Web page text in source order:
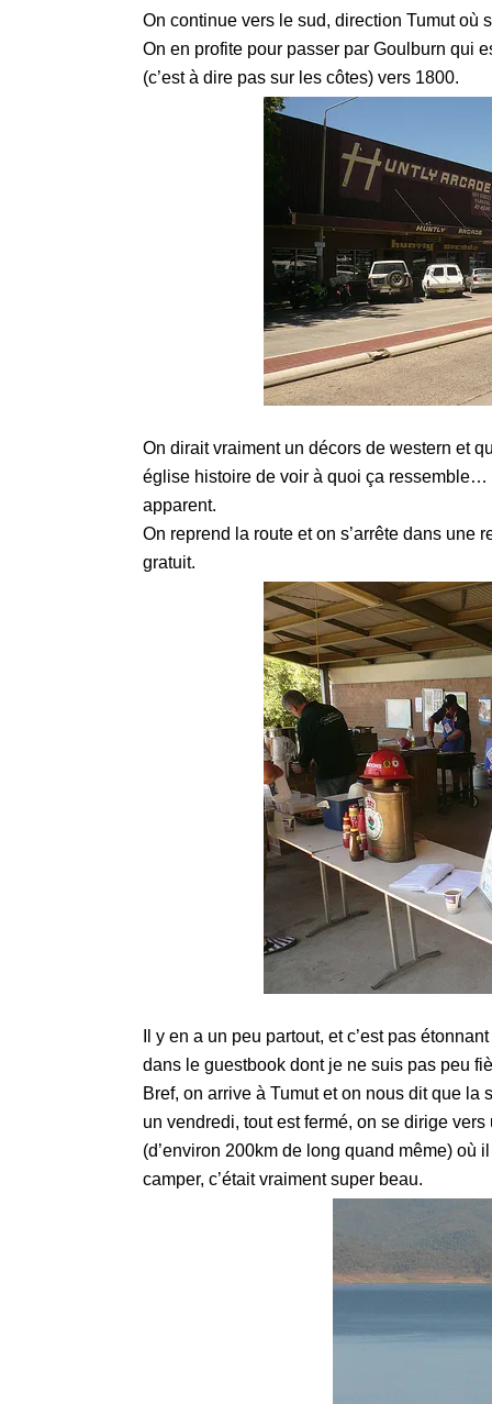
On continue vers le sud, direction Tumut où
On en profite pour passer par Goulburn qui
(c’est à dire pas sur les côtes) vers 1800.
On dirait vraiment un décors de western et
église histoire de voir à quoi ça ressemble…
apparent.
On reprend la route et on s’arrête dans une
gratuit.
Il y en a un peu partout, et c’est pas
dans le guestbook dont je ne suis pas peu
Bref, on arrive à Tumut et on nous dit que
un vendredi, tout est fermé, on se dirige
(d’environ 200km de long quand même) où
camper, c’était vraiment super beau.